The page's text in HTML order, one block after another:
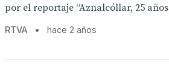
por el reportaje “Aznalcóllar, 25 años
RTVA • hace 2 años